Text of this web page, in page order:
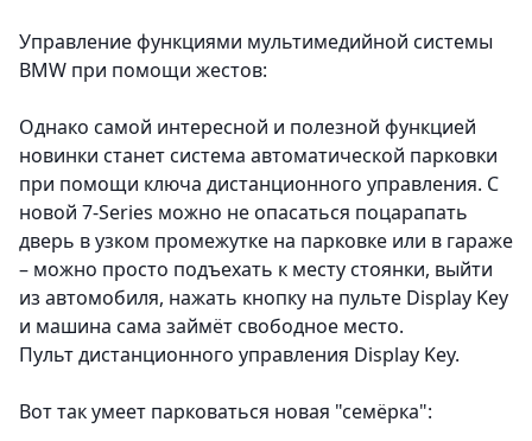
Управление функциями мультимедийной системы
BMW при помощи жестов:
Однако самой интересной и полезной функцией
новинки станет система автоматической парковки
при помощи ключа дистанционного управления. С
новой 7-Series можно не опасаться поцарапать
дверь в узком промежутке на парковке или в гараже
– можно просто подъехать к месту стоянки, выйти
из автомобиля, нажать кнопку на пульте Display Key
и машина сама займёт свободное место.
Пульт дистанционного управления Display Key.
Вот так умеет парковаться новая "семёрка":